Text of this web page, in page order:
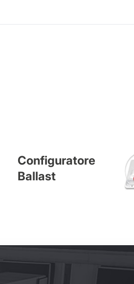
Configuratore
Ballast